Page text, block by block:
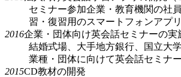
セミナー参加企業・教育機関の社
習・復習用のスマートフォンアプリ
2016企業・団体向け英会話セミナーの実
結婚式場、大手地方銀行、国立大
業種・団体に向けて英会話セミナー
2015CD教材の開発